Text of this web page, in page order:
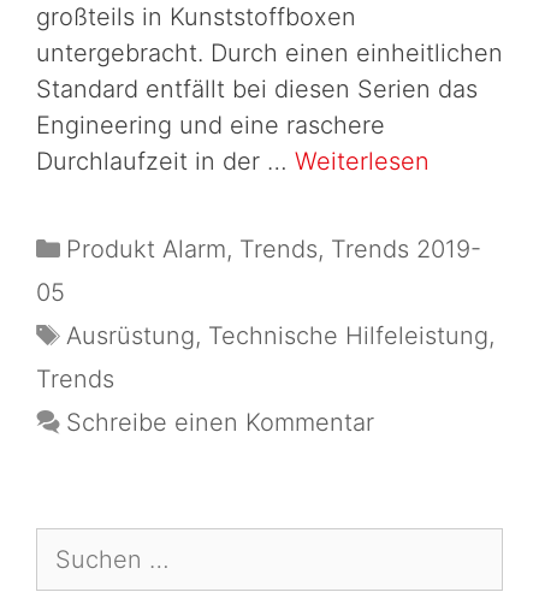
großteils in Kunststoffboxen
untergebracht. Durch einen einheitlichen
Standard entfällt bei diesen Serien das
Engineering und eine raschere
Durchlaufzeit in der … Weiterlesen
Produkt Alarm, Trends, Trends 2019-
05
Ausrüstung, Technische Hilfeleistung,
Trends
Schreibe einen Kommentar